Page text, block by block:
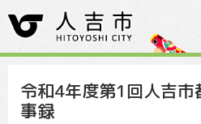
令和4年度第1回人吉
事録